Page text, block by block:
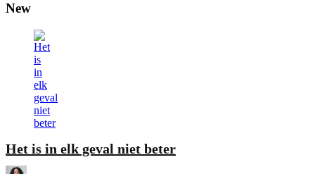
New
Het is in elk geval niet beter